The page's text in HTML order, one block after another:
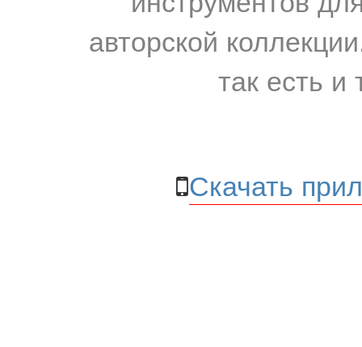
авторской
так есть и
Скачать